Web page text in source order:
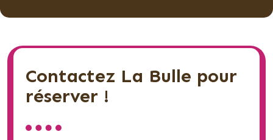
Contactez La Bulle pour
réserver !